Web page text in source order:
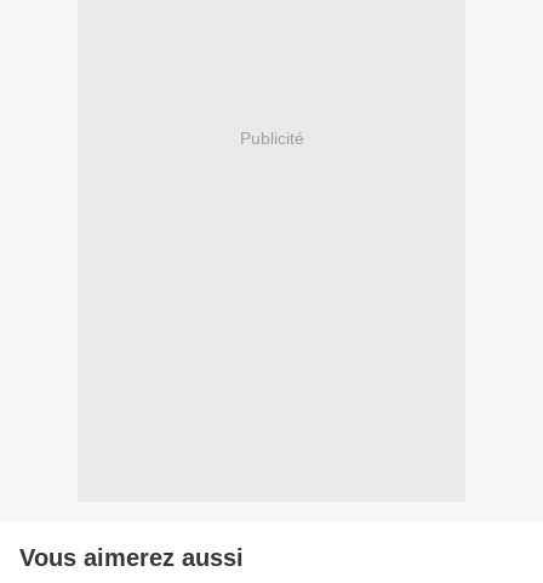
Publicité
Vous aimerez aussi